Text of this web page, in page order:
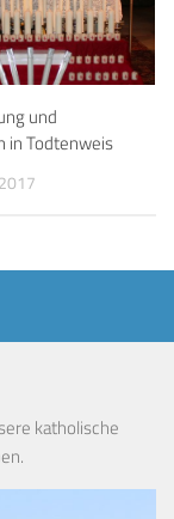
und
in Todtenweis
katholische